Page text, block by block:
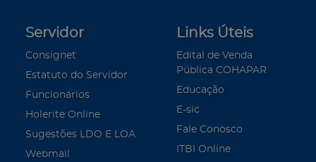
Servidor
Consignet
Estatuto do Servidor
Funcionários
Holerite Online
Sugestões LDO E LOA
Webmail
Links Úteis
Edital de Venda
Pública COHAPAR
Educação
E-sic
Fale Conosco
ITBI Online